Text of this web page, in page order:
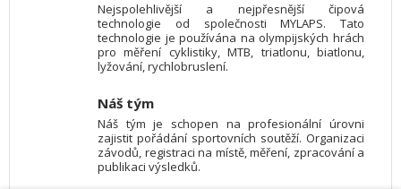
Nejspolehlivější a nejpřesnější čipová
technologie od společnosti MYLAPS. Tato
technologie je používána na olympijských hrách
pro měření cyklistiky, MTB, triatlonu, biatlonu,
lyžování, rychlobruslení.
Náš tým
Náš tým je schopen na profesionální úrovni
zajistit pořádání sportovních soutěží. Organizaci
závodů, registraci na místě, měření, zpracování a
publikaci výsledků.